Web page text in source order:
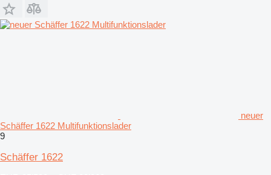
neuer
Schäffer 1622 Multifunktionslader
9
Schäffer 1622